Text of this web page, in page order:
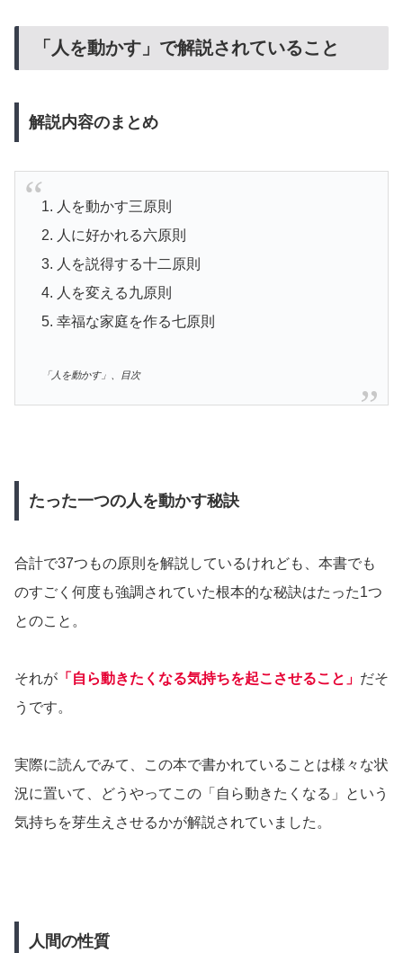
「人を動かす」で解説されていること
解説内容のまとめ
1. 人を動かす三原則
2. 人に好かれる六原則
3. 人を説得する十二原則
4. 人を変える九原則
5. 幸福な家庭を作る七原則
「人を動かす」、目次
たった一つの人を動かす秘訣
合計で37つもの原則を解説しているけれども、本書でも
のすごく何度も強調されていた根本的な秘訣はたった1つ
とのこと。
それが 「自ら動きたくなる気持ちを起こさせること」 だそ
うです。
実際に読んでみて、この本で書かれていることは様々な状
況に置いて、どうやってこの「自ら動きたくなる」という
気持ちを芽生えさせるかが解説されていました。
人間の性質